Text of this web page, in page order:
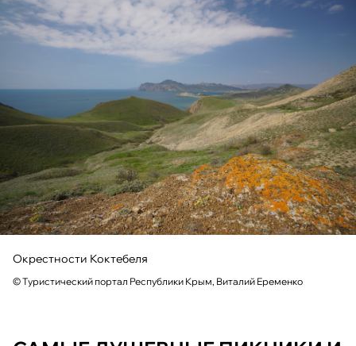
Окрестности Коктебеля
© Туристический портал Республики Крым, Виталий Еременко